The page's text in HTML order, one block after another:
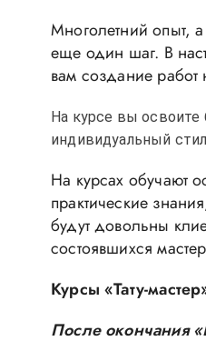
Многолетний опыт, а
еще один шаг. В
вам создание работ
На курсе вы освоите
индивидуальный
На курсах обучают
практические
будут довольны
состоявшихся
Курсы «Тату-
После окончания